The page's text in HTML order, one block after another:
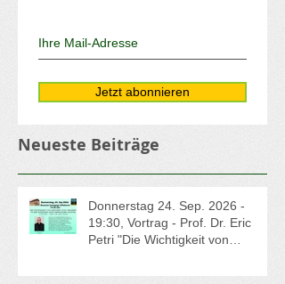
Jetzt abonnieren
Neueste Beiträge
Donnerstag 24. Sep. 2026 -
19:30, Vortrag - Prof. Dr. Eric
Petri "Die Wichtigkeit von
jüdischen und christlichen Kultur"